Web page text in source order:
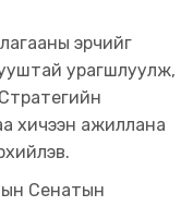
эрчийг
урагшлуулж,
хичээн ажиллана
Сенатын